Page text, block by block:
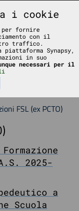
- Roma
Menu
FSL (ex PCTO)
2025-
a
Scuola
i cookie
per fornire
con il
traffico.
Synapsy,
in suo
necessari per il